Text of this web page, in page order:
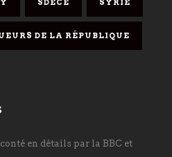
SDECE SYRIE
DE LA RÉPUBLIQUE
en détails par la BBC et